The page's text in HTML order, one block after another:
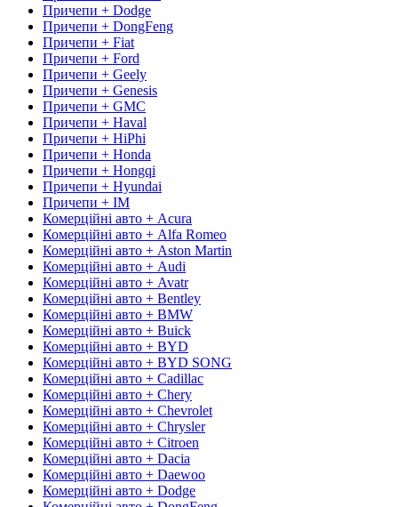
Причепи + Dodge
Причепи + DongFeng
Причепи + Fiat
Причепи + Ford
Причепи + Geely
Причепи + Genesis
Причепи + GMC
Причепи + Haval
Причепи + HiPhi
Причепи + Honda
Причепи + Hongqi
Причепи + Hyundai
Причепи + IM
Комерційні авто + Acura
Комерційні авто + Alfa Romeo
Комерційні авто + Aston Martin
Комерційні авто + Audi
Комерційні авто + Avatr
Комерційні авто + Bentley
Комерційні авто + BMW
Комерційні авто + Buick
Комерційні авто + BYD
Комерційні авто + BYD SONG
Комерційні авто + Cadillac
Комерційні авто + Chery
Комерційні авто + Chevrolet
Комерційні авто + Chrysler
Комерційні авто + Citroen
Комерційні авто + Dacia
Комерційні авто + Daewoo
Комерційні авто + Dodge